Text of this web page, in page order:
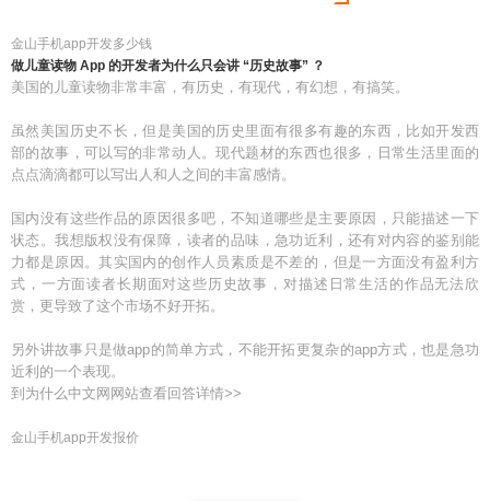
金山手机app开发多少钱
做儿童读物 App 的开发者为什么只会讲 “历史故事” ？
美国的儿童读物非常丰富，有历史，有现代，有幻想，有搞笑。
虽然美国历史不长，但是美国的历史里面有很多有趣的东西，比如开发西
部的故事，可以写的非常动人。现代题材的东西也很多，日常生活里面的
点点滴滴都可以写出人和人之间的丰富感情。
国内没有这些作品的原因很多吧，不知道哪些是主要原因，只能描述一下
状态。我想版权没有保障，读者的品味，急功近利，还有对内容的鉴别能
力都是原因。其实国内的创作人员素质是不差的，但是一方面没有盈利方
式，一方面读者长期面对这些历史故事，对描述日常生活的作品无法欣
赏，更导致了这个市场不好开拓。
另外讲故事只是做app的简单方式，不能开拓更复杂的app方式，也是急功
近利的一个表现。
到为什么中文网网站查看回答详情>>
金山手机app开发报价